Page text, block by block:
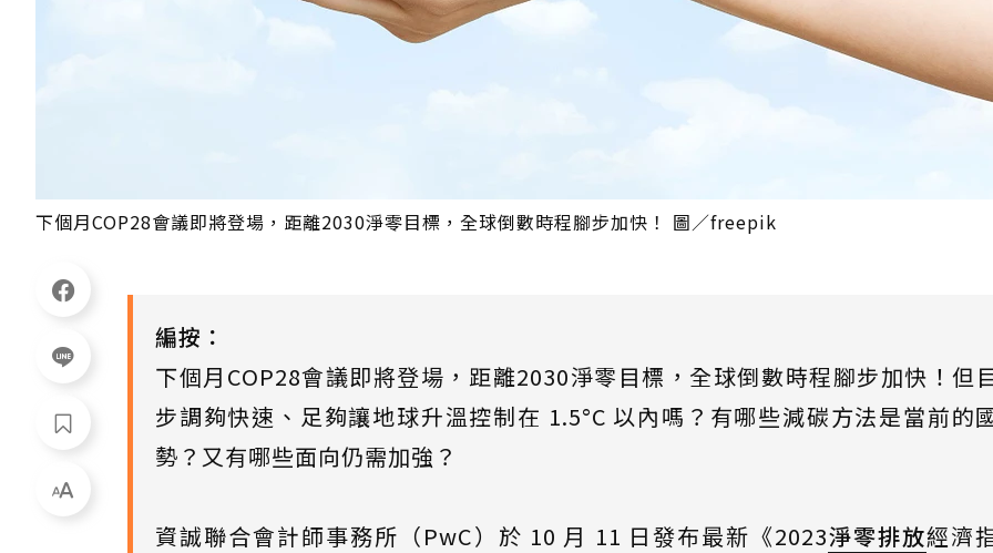
下個月COP28會議即將登場，距離2030淨零目標，全球倒數時程腳步加快！ 圖／freepik
編按：
下個月COP28會議即將登場，距離2030淨零目標，全球倒數時程腳步加快！但
步調夠快速、足夠讓地球升溫控制在 1.5°C 以內嗎？有哪些減碳方法是當前的
勢？又有哪些面向仍需加強？
資誠聯合會計師事務所（PwC）於 10 月 11 日發布最新《2023淨零排放經濟